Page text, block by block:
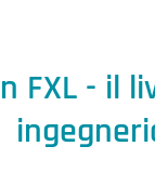
FXL - il